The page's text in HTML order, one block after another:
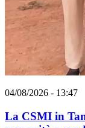
04/08/2026 - 13:47
La CSMI in